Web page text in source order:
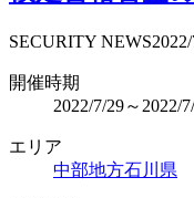
SECURITY NEWS
開催時期
2022/7/29～2022/
エリア
中部地方石川県